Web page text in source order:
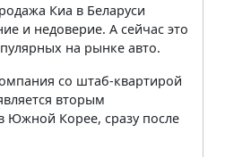
Киа в Беларуси
и недоверие. А сейчас это
на рынке авто.
со штаб-квартирой
вторым
Южной Корее, сразу после